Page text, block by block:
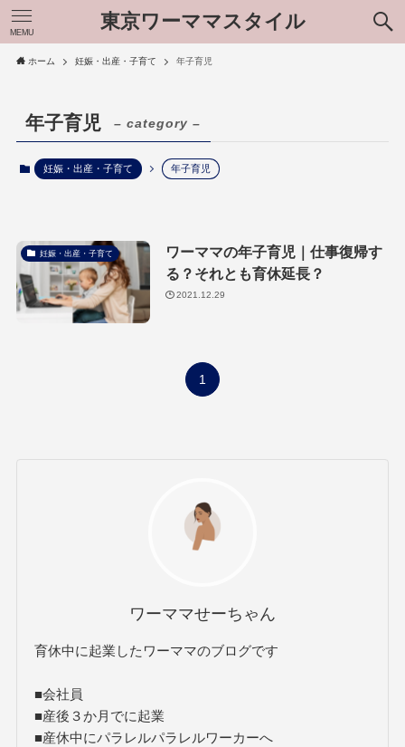
東京ワーママスタイル
MEMU
ホーム 妊娠・出産・子育て 年子育児
年子育児 – category –
妊娠・出産・子育て 年子育児
妊娠・出産・子育て
ワーママの年子育児｜仕事復帰す
る？それとも育休延長？
2021.12.29
1
ワーママせーちゃん
育休中に起業したワーママのブログです
■会社員
■産後３か月でに起業
■産休中にパラレルパラレルワーカーへ